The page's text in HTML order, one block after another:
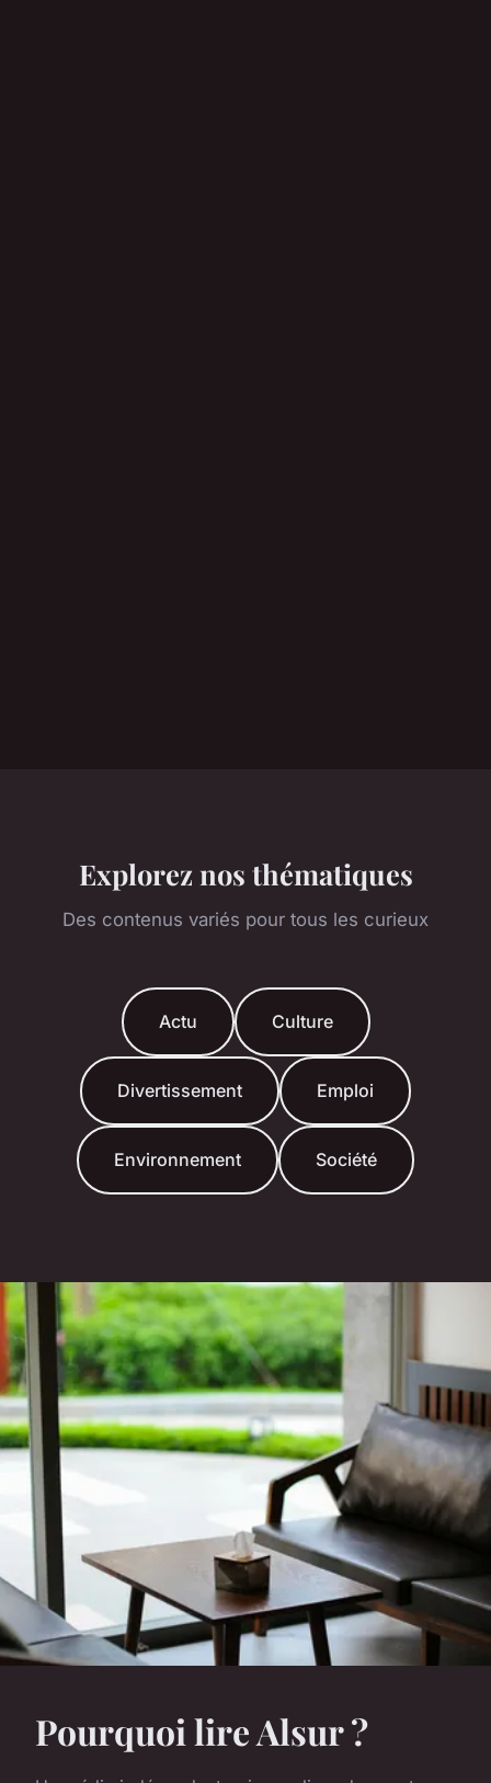
Explorez nos thématiques
Des contenus variés pour tous les curieux
Actu Culture
Divertissement Emploi
Environnement Société
Pourquoi lire Alsur ?